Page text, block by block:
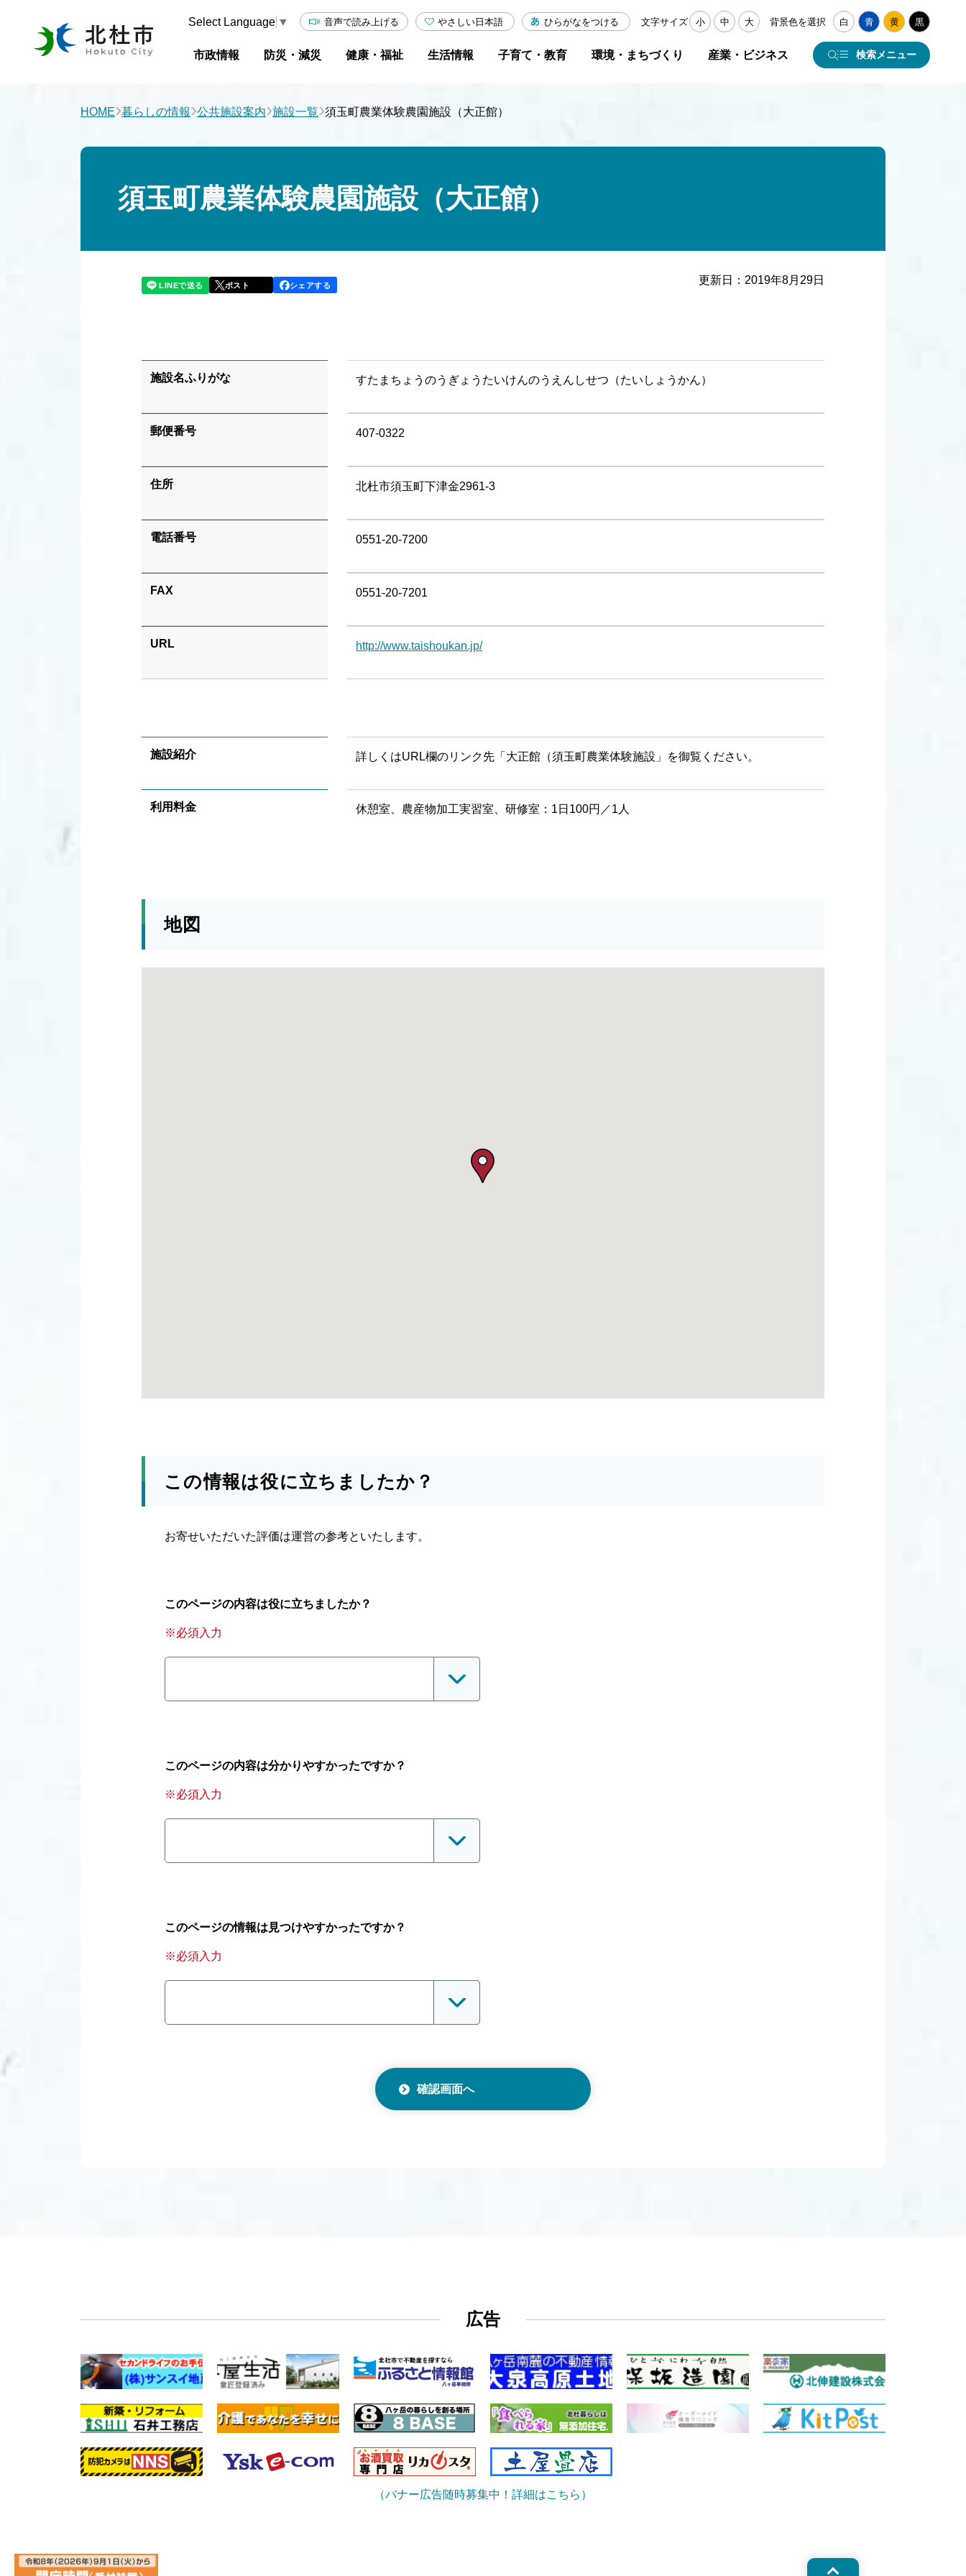
Select Language ▼ 音声で読み上げる やさしい日本語 ひらがなをつける 文字サイズ 小 中 大 背景色を選択 白 青 黄 黒
市政情報 防災・減災 健康・福祉 生活情報 子育て・教育 環境・まちづくり 産業・ビジネス 検索メニュー
HOME›暮らしの情報›公共施設案内›施設一覧›須玉町農業体験農園施設（大正館）
須玉町農業体験農園施設（大正館）
LINEで送る ポスト シェアする 更新日： 2019年8月29日
施設名ふりがな すたまちょうのうぎょうたいけんのうえんしせつ（たいしょうかん）
郵便番号 407-0322
住所 北杜市須玉町下津金2961-3
電話番号 0551-20-7200
FAX 0551-20-7201
URL http://www.taishoukan.jp/
施設紹介 詳しくはURL欄のリンク先「大正館（須玉町農業体験施設」を御覧ください。
利用料金 休憩室、農産物加工実習室、研修室：1日100円／1人
地図
この情報は役に立ちましたか？
お寄せいただいた評価は運営の参考といたします。
このページの内容は役に立ちましたか？
※必須入力
このページの内容は分かりやすかったですか？
※必須入力
このページの情報は見つけやすかったですか？
※必須入力
広告
（バナー広告随時募集中！詳細はこちら）